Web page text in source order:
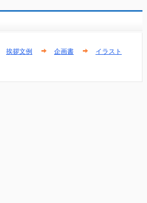
挨拶文例 企画書
イラスト